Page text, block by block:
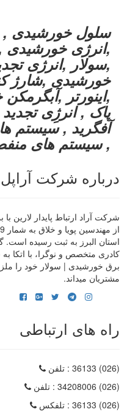
سلول خورشیدی ,
,انرژی
,سولار ,انرژی
خورشیدی ,شارژ
,اینورتر
پاک , انرژِی تجدید
آفگرید , سیستم
, سیستم های
درباره شرکت آراپل
شرکت آراد ارتباط پایدار لارین
استان البرز به ثبت رسیده است.
کادری متخصص و نوگرا، با اتکا
برق خورشیدی | سولار خود را
مشتریان میداند.
راه های ارتباطی
(026) 36133
: تلفن
(026) 34208006
: تلفن
(026) 36133
: تلفکس